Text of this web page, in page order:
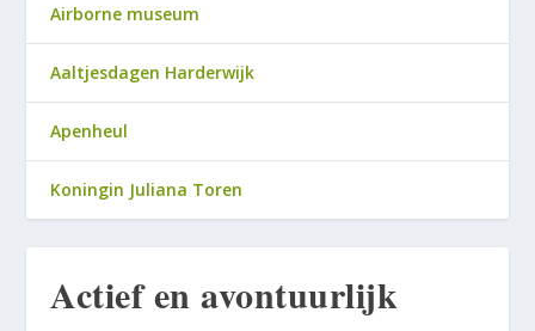
Airborne museum
Aaltjesdagen Harderwijk
Apenheul
Koningin Juliana Toren
Actief en avontuurlijk